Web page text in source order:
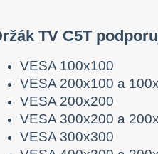
TV C5T
VESA 100x100
VESA 200x100 a
VESA 200x200
VESA 300x200 a
VESA 300x300